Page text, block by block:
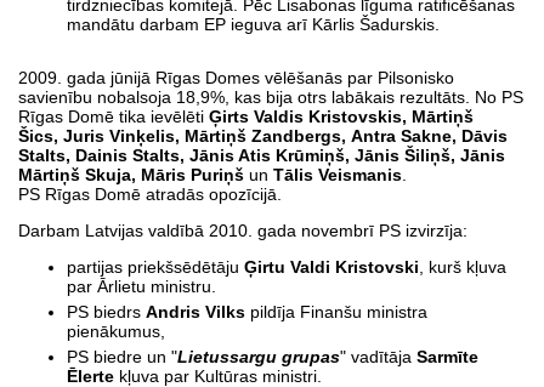
tirdzniecības komitejā. Pēc Lisabonas līguma ratificēšanas
mandātu darbam EP ieguva arī Kārlis Šadurskis.
2009. gada jūnijā Rīgas Domes vēlēšanās par Pilsonisko
savienību nobalsoja 18,9%, kas bija otrs labākais rezultāts. No PS
Rīgas Domē tika ievēlēti Ģirts Valdis Kristovskis, Mārtiņš
Šics, Juris Vinķelis, Mārtiņš Zandbergs, Antra Sakne, Dāvis
Stalts, Dainis Stalts, Jānis Atis Krūmiņš, Jānis Šiliņš, Jānis
Mārtiņš Skuja, Māris Puriņš un Tālis Veismanis
PS Rīgas Domē atradās opozīcijā.
Darbam Latvijas valdībā 2010. gada novembrī PS izvirzīja:
partijas priekšsēdētāju Ģirtu Valdi Kristovski , kurš kļuva
par Ārlietu ministru.
PS biedrs Andris Vilks pildīja Finanšu ministra
pienākumus,
PS biedre un "Lietussargu grupas" vadītāja Sarmīte
Ēlerte kļuva par Kultūras ministri.